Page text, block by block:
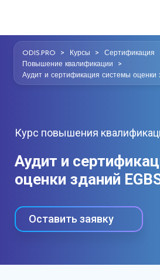
ODIS.PRO > Курсы > Сертификация
Повышение квалификации >
Аудит и сертификация системы оценки
Курс повышения
Аудит и
оценки зданий
Оставить заявку